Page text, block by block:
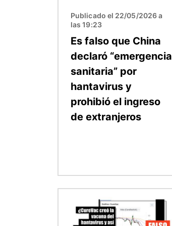
Publicado el 22/05/2026 a
las 19:23
Es falso que China
declaró “emergencia
sanitaria” por
hantavirus y
prohibió el ingreso
de extranjeros